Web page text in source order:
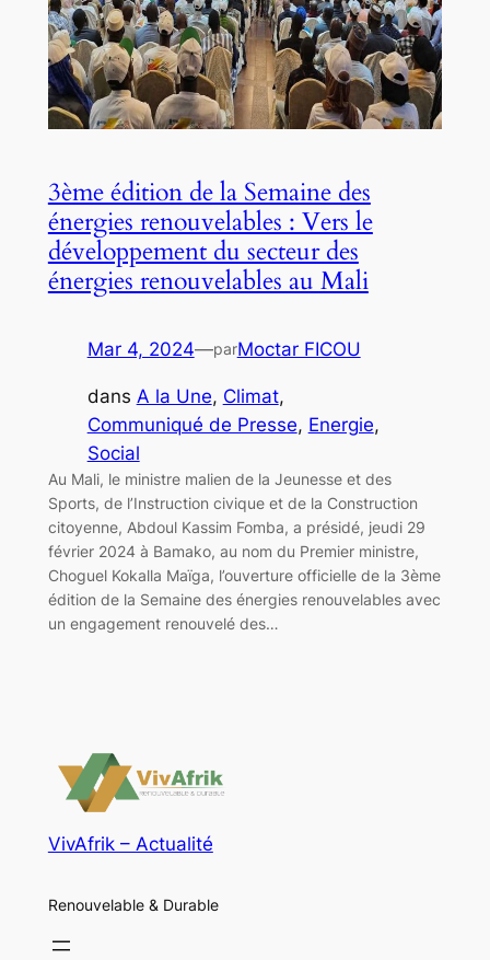
3ème édition de la Semaine des
énergies renouvelables : Vers le
développement du secteur des
énergies renouvelables au Mali
Mar 4, 2024—parMoctar FICOU
dans A la Une, Climat
Communiqué de Presse, Energie
Social
Au Mali, le ministre malien de la Jeunesse et des
Sports, de l’Instruction civique et de la Construction
citoyenne, Abdoul Kassim Fomba, a présidé, jeudi 29
février 2024 à Bamako, au nom du Premier ministre,
Choguel Kokalla Maïga, l’ouverture officielle de la 3ème
édition de la Semaine des énergies renouvelables avec
un engagement renouvelé des…
VivAfrik – Actualité
Renouvelable & Durable